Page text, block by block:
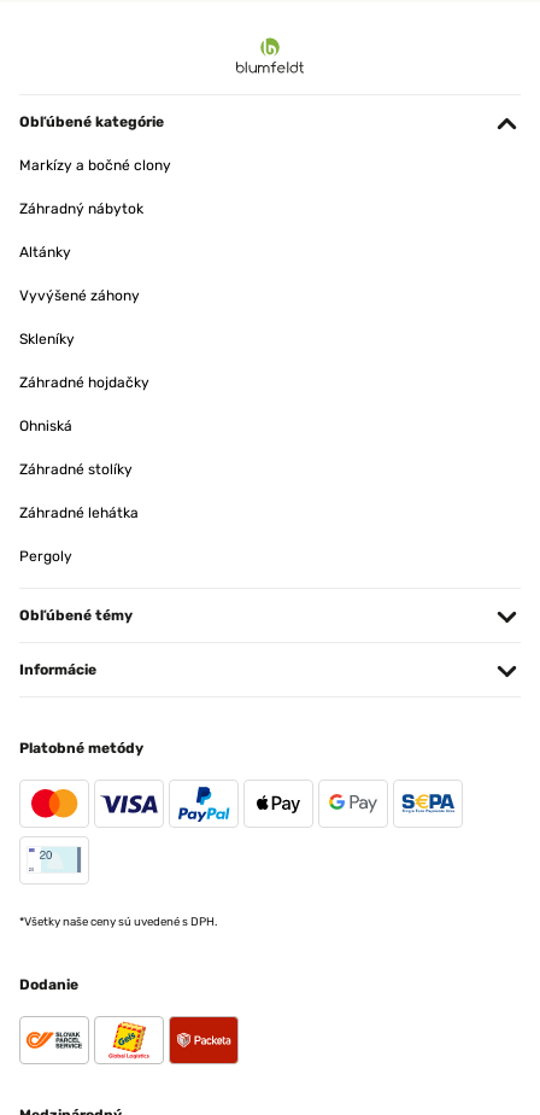
Obľúbené kategórie
Markízy a bočné clony
Záhradný nábytok
Altánky
Vyvýšené záhony
Skleníky
Záhradné hojdačky
Ohniská
Záhradné stolíky
Záhradné lehátka
Pergoly
Obľúbené témy
Informácie
Platobné metódy
*Všetky naše ceny sú uvedené s DPH.
Dodanie